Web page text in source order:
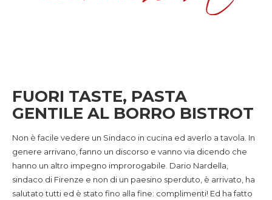
FUORI TASTE, PASTA
GENTILE AL BORRO BISTROT
Non è facile vedere un Sindaco in cucina ed averlo a tavola. In
genere arrivano, fanno un discorso e vanno via dicendo che
hanno un altro impegno improrogabile. Dario Nardella,
sindaco di Firenze e non di un paesino sperduto, è arrivato, ha
salutato tutti ed è stato fino alla fine: complimenti! Ed ha fatto